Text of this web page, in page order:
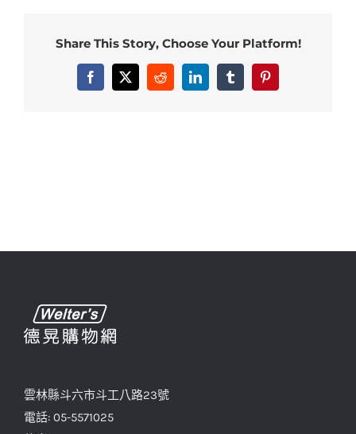
Share This Story, Choose Your Platform!
Facebook
X RedditLinkedInTumblrPinterest
雲林縣斗六市斗工八路23號
電話: 05-5571025